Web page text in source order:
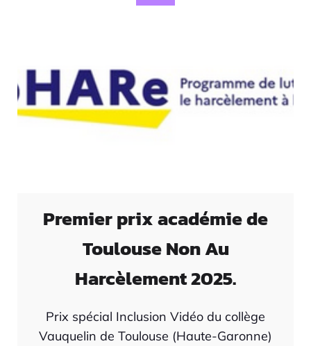
Premier prix académie de
Toulouse Non Au
Harcèlement 2025.
Prix spécial Inclusion Vidéo du collège
Vauquelin de Toulouse (Haute-Garonne)